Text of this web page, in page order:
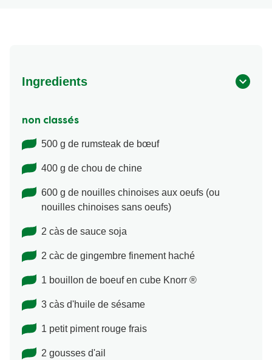
Ingredients
non classés
500 g de rumsteak de bœuf
400 g de chou de chine
600 g de nouilles chinoises aux oeufs (ou
nouilles chinoises sans oeufs)
2 càs de sauce soja
2 càc de gingembre finement haché
1 bouillon de boeuf en cube Knorr ®
3 càs d'huile de sésame
1 petit piment rouge frais
2 gousses d'ail